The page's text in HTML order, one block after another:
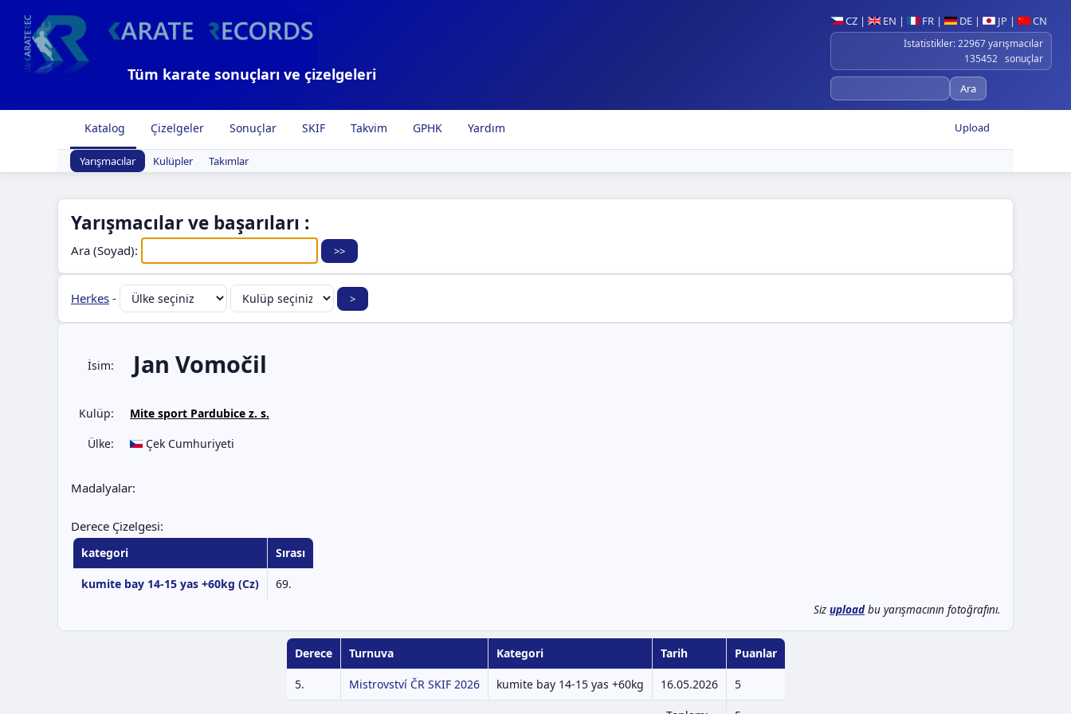
CZ | EN | FR | DE | JP | CN
İstatistikler: 22967 yarışmacılar
135452 sonuçlar
Tüm karate sonuçları ve çizelgeleri
Upload
Katalog Çizelgeler Sonuçlar SKIF Takvim GPHK Yardım
Yarışmacılar Kulüpler Takımlar
Yarışmacılar ve başarıları :
Ara (Soyad):
Herkes -
İsim: Jan Vomočil
Kulüp:
Mite sport Pardubice z. s.
Ülke:
Çek Cumhuriyeti
Madalyalar:
Derece Çizelgesi:
kategori Sırası
kumite bay 14-15 yas +60kg (Cz) 69.
Siz uploadbu yarışmacının fotoğrafını.
Derece Turnuva Kategori Tarih Puanlar
5. Mistrovství ČR SKIF 2026 kumite bay 14-15 yas +60kg 16.05.2026 5